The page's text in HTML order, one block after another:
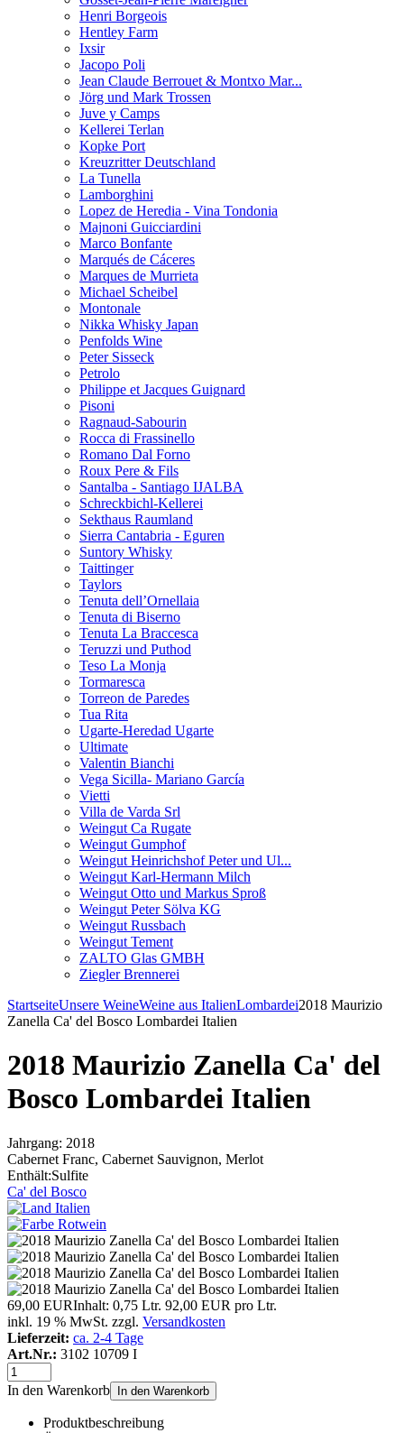
Henri Borgeois
Hentley Farm
Ixsir
Jacopo Poli
Jean Claude Berrouet & Montxo Mar...
Jörg und Mark Trossen
Juve y Camps
Kellerei Terlan
Kopke Port
Kreuzritter Deutschland
La Tunella
Lamborghini
Lopez de Heredia - Vina Tondonia
Majnoni Guicciardini
Marco Bonfante
Marqués de Cáceres
Marques de Murrieta
Michael Scheibel
Montonale
Nikka Whisky Japan
Penfolds Wine
Peter Sisseck
Petrolo
Philippe et Jacques Guignard
Pisoni
Ragnaud-Sabourin
Rocca di Frassinello
Romano Dal Forno
Roux Pere & Fils
Santalba - Santiago IJALBA
Schreckbichl-Kellerei
Sekthaus Raumland
Sierra Cantabria - Eguren
Suntory Whisky
Taittinger
Taylors
Tenuta dell’Ornellaia
Tenuta di Biserno
Tenuta La Braccesca
Teruzzi und Puthod
Teso La Monja
Tormaresca
Torreon de Paredes
Tua Rita
Ugarte-Heredad Ugarte
Ultimate
Valentin Bianchi
Vega Sicilla- Mariano García
Vietti
Villa de Varda Srl
Weingut Ca Rugate
Weingut Gumphof
Weingut Heinrichshof Peter und Ul...
Weingut Karl-Hermann Milch
Weingut Otto und Markus Sproß
Weingut Peter Sölva KG
Weingut Russbach
Weingut Tement
ZALTO Glas GMBH
Ziegler Brennerei
StartseiteUnsere WeineWeine aus ItalienLombardei2018 Maurizio
Zanella Ca' del Bosco Lombardei Italien
2018 Maurizio Zanella Ca' del
Bosco Lombardei Italien
Jahrgang: 2018
Cabernet Franc, Cabernet Sauvignon, Merlot
Enthält:Sulfite
Ca' del Bosco
69,00 EURInhalt: 0,75 Ltr. 92,00 EUR pro Ltr.
inkl. 19 % MwSt. zzgl. Versandkosten
Lieferzeit: ca. 2-4 Tage
Art.Nr.: 3102 10709 I
In den Warenkorb In den Warenkorb
Produktbeschreibung